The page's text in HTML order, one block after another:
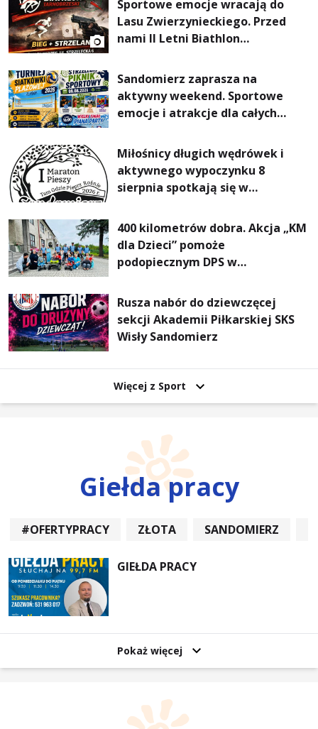
Sportowe emocje wracają do
Lasu Zwierzynieckiego. Przed
nami II Letni Biathlon
Sandomierz zaprasza na
aktywny weekend. Sportowe
emocje i atrakcje dla całych
Miłośnicy długich wędrówek i
aktywnego wypoczynku 8
sierpnia spotkają się w
Pieszym „Tam Gdzie Pieprz
Rośnie”
400 kilometrów dobra. Akcja „KM
dla Dzieci” pomoże
podopiecznym DPS w
Rusza nabór do dziewczęcej
sekcji Akademii Piłkarskiej SKS
Wisły Sandomierz
Więcej z Sport
Giełda pracy
#OFERTYPRACY ZŁOTA SANDOMIERZ
GIEŁDA PRACY
Pokaż więcej